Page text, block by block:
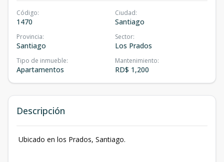
Código:
1470
Ciudad:
Santiago
Provincia:
Santiago
Sector:
Los Prados
Tipo de inmueble:
Apartamentos
Mantenimiento:
RD$ 1,200
Descripción
Ubicado en los Prados, Santiago.